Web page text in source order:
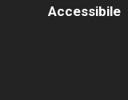
Accessibile